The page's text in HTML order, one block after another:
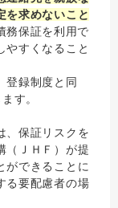
を求めないこと
務保証を利用で
やすくなること
登録制度と同
す。
、保証リスクを
（ＪＨＦ）が提
ができることに
る要配慮者の場